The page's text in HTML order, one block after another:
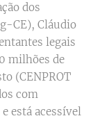
dos
CE), Cláudio
legais
milhões de
(CENPROT
com
está acessível